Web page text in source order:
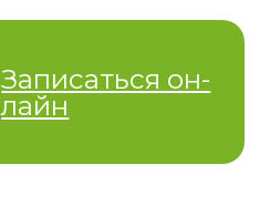
Записаться он-
лайн